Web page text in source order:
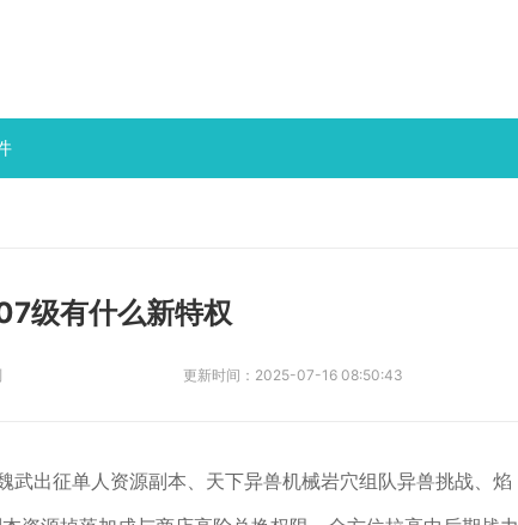
级有什么新特权
更新时间： 2025-07-16 08:50:43
武出征单人资源副本、天下异兽机械岩穴组队异兽挑战、焰